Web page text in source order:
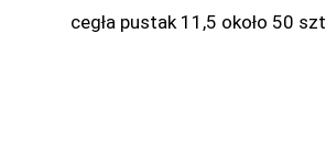
cegła pustak 11,5 około 50 szt